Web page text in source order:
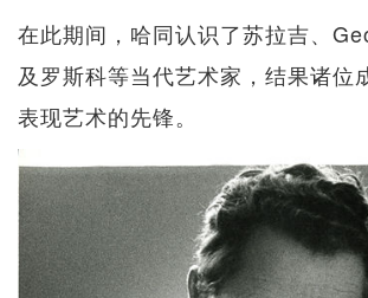
在此期间，哈同认识了苏拉吉、
及罗斯科等当代艺术家，结果诸位
表现艺术的先锋。